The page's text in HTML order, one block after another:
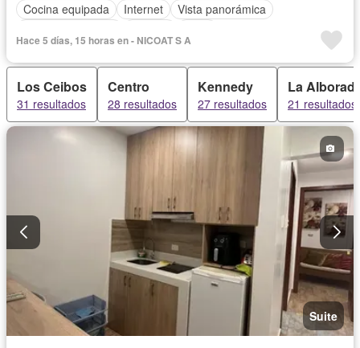
Cocina equipada
Internet
Vista panorámica
Completamente amoblado
Hace 5 días, 15 horas en - NICOAT S A
Los Ceibos
31 resultados
Centro
28 resultados
Kennedy
27 resultados
La
21 resultados
Suite